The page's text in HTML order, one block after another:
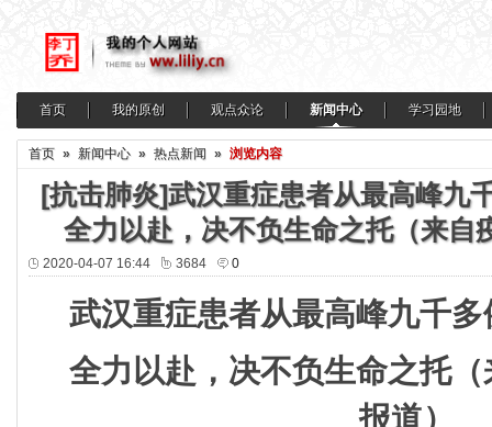
首页 我的原创 观点众论 新闻中心 学习园地
首页 » 新闻中心 » 热点新闻 » 浏览内容
[抗击肺炎]武汉重症患者从最高峰九
全力以赴，决不负生命之托（来自
2020-04-07 16:44 3684 0
武汉重症患者从最高峰九千
全力以赴，决不负生命之托
报道）